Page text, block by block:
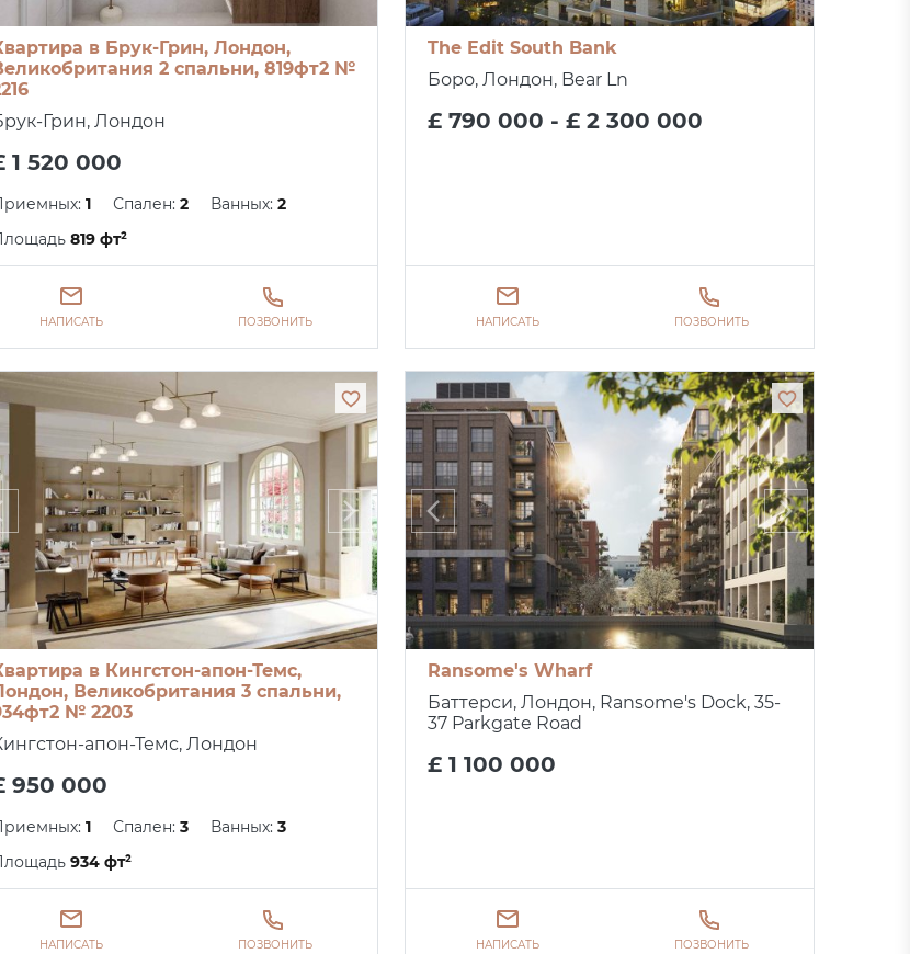
в Брук-Грин, Лондон,
2 спальни, 819фт2 №
Грин, Лондон
1 520 000
1 Спален: 2 Ванных: 2
819 фт²
НАПИСАТЬ ПОЗВОНИТЬ
The Edit South Bank
Боро, Лондон, Bear Ln
£ 790 000 - £ 2 300 000
НАПИСАТЬ ПОЗВОНИТЬ
в Кингстон-апон-Темс,
Великобритания 3 спальни,
№ 2203
апон-Темс, Лондон
950 000
1 Спален: 3 Ванных: 3
934 фт²
НАПИСАТЬ ПОЗВОНИТЬ
Ransome's Wharf
Баттерси, Лондон, Ransome's Dock, 35-
37 Parkgate Road
£ 1 100 000
НАПИСАТЬ ПОЗВОНИТЬ